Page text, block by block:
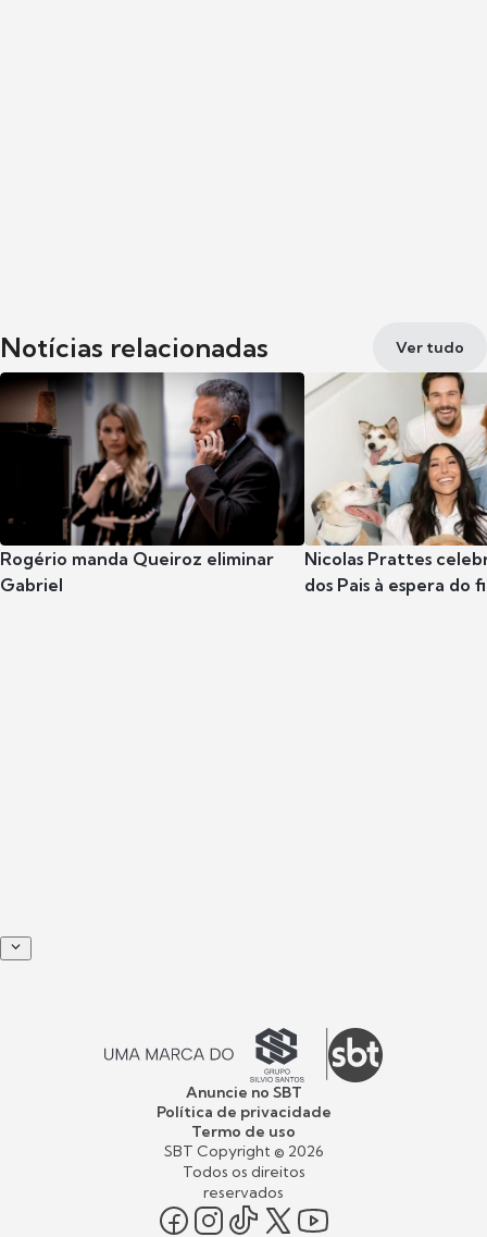
Notícias relacionadas Ver tudo
Rogério manda Queiroz eliminar
Gabriel
Nicolas Prattes
dos Pais à espera do
Anuncie no SBT
Política de privacidade
Termo de uso
SBT Copyright © 2026
Todos os direitos
reservados